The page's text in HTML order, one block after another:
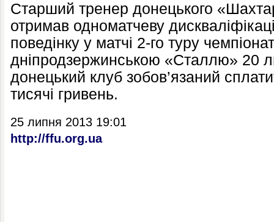
Старший тренер донецького
отримав одноматчеву
поведінку у матчі 2-го туру
дніпродзержинською «Сталлю» 20
донецький клуб зобов’язаний
тисячі гривень.
25 липня 2013 19:01
http://ffu.org.ua